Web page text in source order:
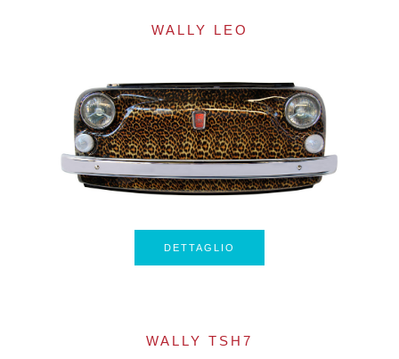
WALLY LEO
DETTAGLIO
WALLY TSH7